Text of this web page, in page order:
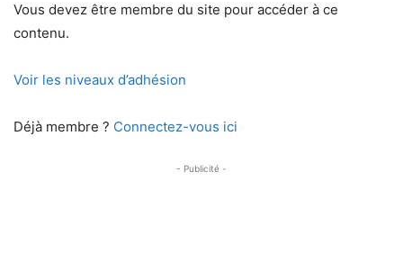
Vous devez être membre du site pour accéder à ce
contenu.
Voir les niveaux d’adhésion
Déjà membre ? Connectez-vous ici
- Publicité -